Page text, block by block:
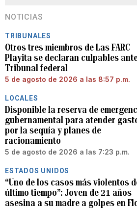
NOTICIAS
TRIBUNALES
Otros tres miembros de Las FARC
Playita se declaran culpables
Tribunal federal
5 de agosto de 2026 a las 8:57 p.m.
LOCALES
Disponible la reserva de
gubernamental para atender
por la sequía y planes de
racionamiento
5 de agosto de 2026 a las 7:23 p.m.
ESTADOS UNIDOS
“Uno de los casos más violentos
último tiempo”: Joven de 21 años
asesina a su madre a golpes en